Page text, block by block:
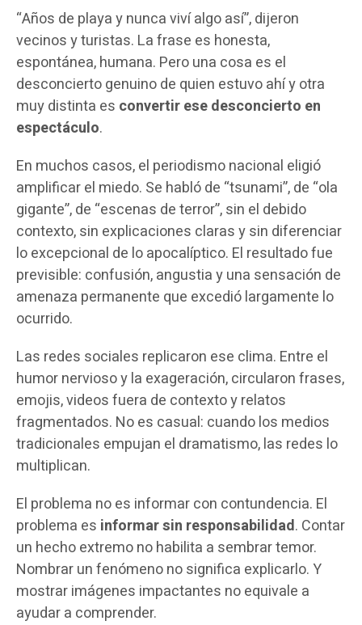
“Años de playa y nunca viví algo así”, dijeron
vecinos y turistas. La frase es honesta,
espontánea, humana. Pero una cosa es el
desconcierto genuino de quien estuvo ahí y otra
muy distinta es convertir ese desconcierto en
espectáculo.
En muchos casos, el periodismo nacional eligió
amplificar el miedo. Se habló de “tsunami”, de “ola
gigante”, de “escenas de terror”, sin el debido
contexto, sin explicaciones claras y sin diferenciar
lo excepcional de lo apocalíptico. El resultado fue
previsible: confusión, angustia y una sensación de
amenaza permanente que excedió largamente lo
ocurrido.
Las redes sociales replicaron ese clima. Entre el
humor nervioso y la exageración, circularon frases,
emojis, videos fuera de contexto y relatos
fragmentados. No es casual: cuando los medios
tradicionales empujan el dramatismo, las redes lo
multiplican.
El problema no es informar con contundencia. El
problema es informar sin responsabilidad. Contar
un hecho extremo no habilita a sembrar temor.
Nombrar un fenómeno no significa explicarlo. Y
mostrar imágenes impactantes no equivale a
ayudar a comprender.